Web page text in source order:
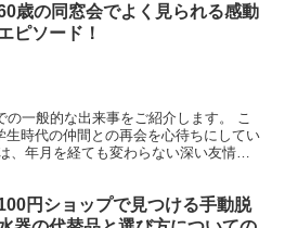
歳の同窓会でよく見られる感動
ピソード！
の一般的な出来事をご紹介します。 こ
時代の仲間との再会を心待ちにしてい
、年月を経ても変わらない深い友情
円ショップで見つける手動脱